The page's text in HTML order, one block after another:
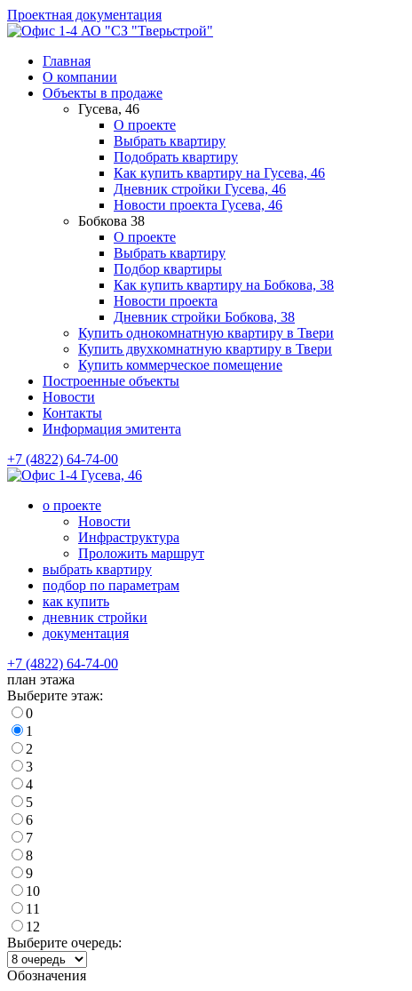
Проектная документация
АО "СЗ "Тверьстрой"
Главная
О компании
Объекты в продаже
Гусева, 46
О проекте
Выбрать квартиру
Подобрать квартиру
Как купить квартиру на Гусева, 46
Дневник стройки Гусева, 46
Новости проекта Гусева, 46
Бобкова 38
О проекте
Выбрать квартиру
Подбор квартиры
Как купить квартиру на Бобкова, 38
Новости проекта
Дневник стройки Бобкова, 38
Купить однокомнатную квартиру в Твери
Купить двухкомнатную квартиру в Твери
Купить коммерческое помещение
Построенные объекты
Новости
Контакты
Информация эмитента
+7 (4822) 64-74-00
Гусева, 46
о проекте
Новости
Инфраструктура
Проложить маршрут
выбрать квартиру
подбор по параметрам
как купить
дневник стройки
документация
+7 (4822) 64-74-00
план этажа
Выберите этаж:
0
1
2
3
4
5
6
7
8
9
10
11
12
Выберите очередь:
Обозначения